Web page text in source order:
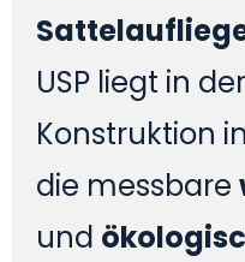
USP liegt in
Konstruktion
die messbare
und